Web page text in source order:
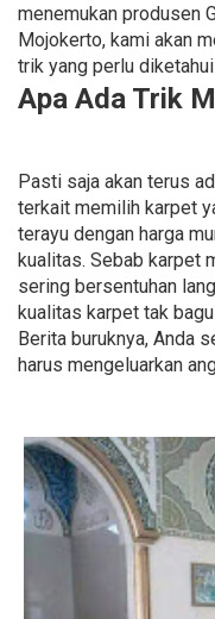
menemukan produsen
Mojokerto, kami akan
trik yang perlu
Apa Ada Trik
Pasti saja akan terus
terkait memilih karpet
terayu dengan harga
kualitas. Sebab karpet
sering bersentuhan
kualitas karpet tak
Berita buruknya, Anda
harus mengeluarkan